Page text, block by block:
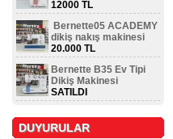
12000 TL
Bernette05 ACADEMY
dikiş nakış makinesi
20.000 TL
Bernette B35 Ev Tipi
Dikiş Makinesi
SATILDI
DUYURULAR